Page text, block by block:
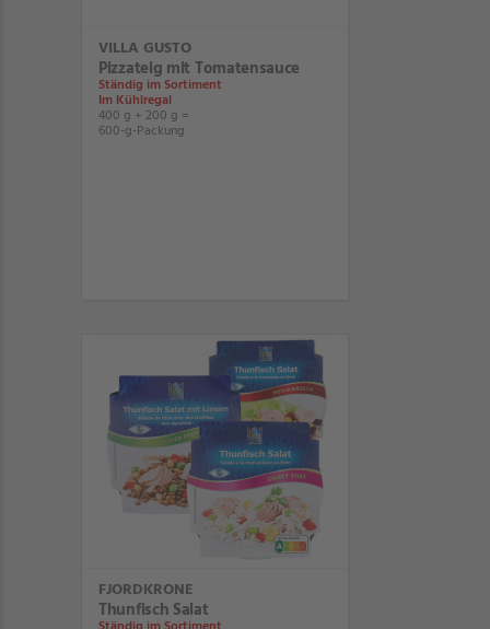
VILLA GUSTO
Pizzateig mit Tomatensauce
Ständig im Sortiment
Im Kühlregal
400 g + 200 g =
600-g-Packung
FJORDKRONE
Thunfisch Salat